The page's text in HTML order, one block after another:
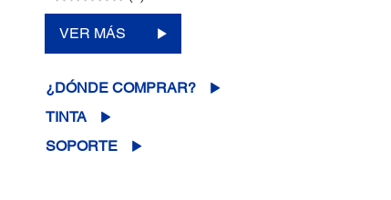
VER MÁS
¿DÓNDE COMPRAR?
TINTA
SOPORTE